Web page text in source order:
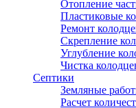
Отопление
Пластиковые
Ремонт
Скрепление
Углубление
Чистка
Септики
Земляные
Расчет